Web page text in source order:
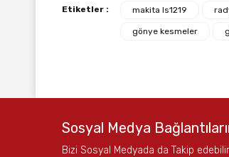
Görüş ve önerileriniz için
Ürün bilgilerinde hatalar
Bu ürüne benzer farklı
Etiketler : makita ls1219
gönye kesmeler
Sosyal Medya
Bizi Sosyal Medyada da Takip